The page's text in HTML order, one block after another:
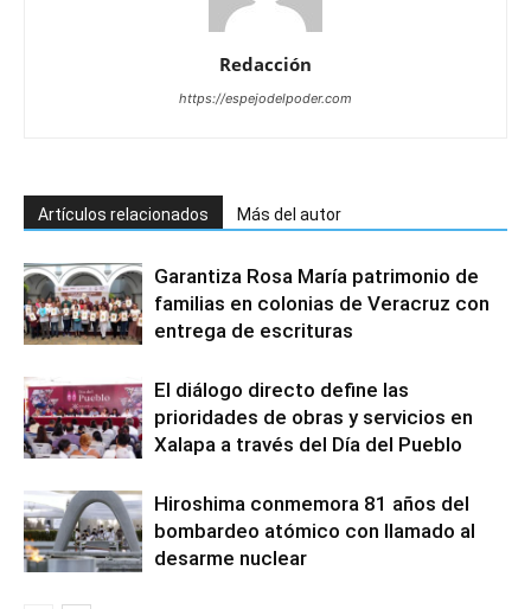
Redacción
https://espejodelpoder.com
Artículos relacionados Más del autor
Garantiza Rosa María patrimonio de
familias en colonias de Veracruz con
entrega de escrituras
El diálogo directo define las
prioridades de obras y servicios en
Xalapa a través del Día del Pueblo
Hiroshima conmemora 81 años del
bombardeo atómico con llamado al
desarme nuclear